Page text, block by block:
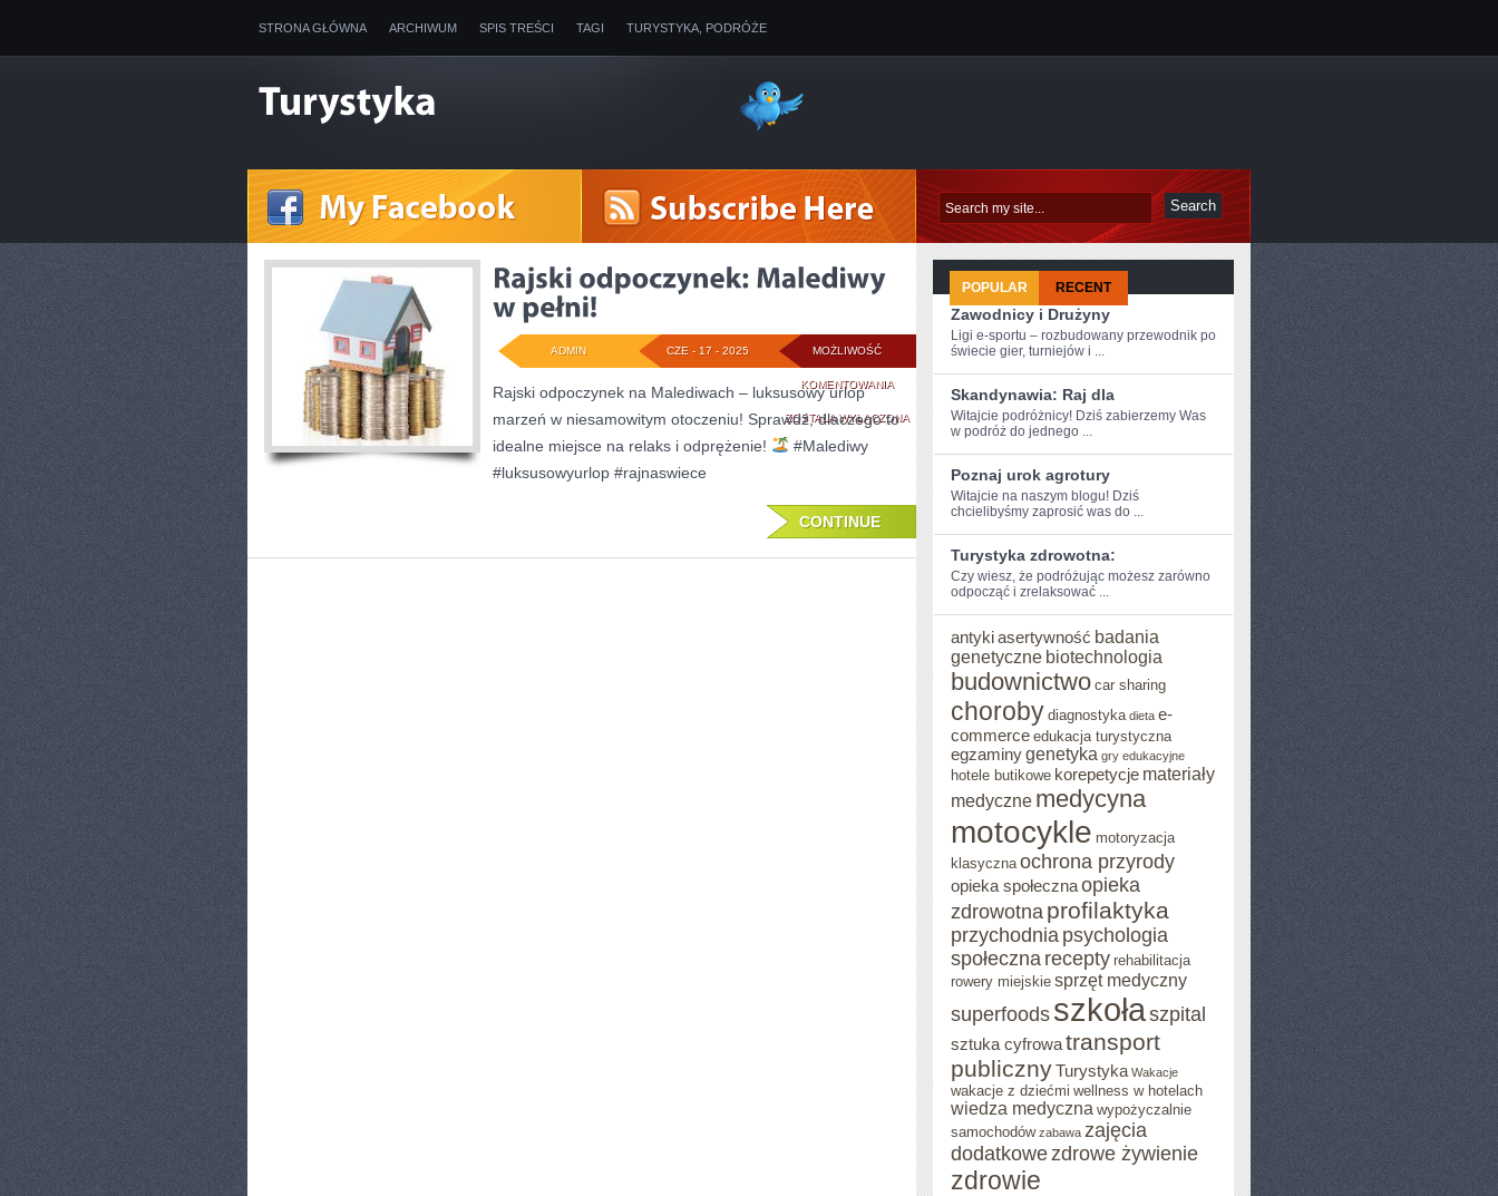
STRONA GŁÓWNA ARCHIWUM SPIS TREŚCI TAGI TURYSTYKA, PODRÓŻE
MOŻLIWOŚĆ
KOMENTOWANIARAJSKI
ODPOCZYNEK:
MALEDIWY
PEŁNI!
ZOSTAŁA WYŁĄCZONA
CZE - 17 - 2025
ADMIN
Rajski odpoczynek na Malediwach – luksusowy urlop
marzeń w niesamowitym otoczeniu! Sprawdź, dlaczego to
idealne miejsce na relaks i odprężenie!
#Malediwy
#luksusowyurlop #rajnaswiece
CONTINUE
POPULAR RECENT
Zawodnicy i Drużyny
Ligi e-sportu – rozbudowany przewodnik po
świecie gier, turniejów i ...
Skandynawia: Raj dla
Witajcie podróżnicy!​ Dziś zabierzemy Was
w podróż do ‍jednego ...
Poznaj urok agrotury
Witajcie na naszym blogu! Dziś
chcielibyśmy zaprosić was do ...
Turystyka zdrowotna:
Czy wiesz, że podróżując ​możesz ⁤zarówno
odpocząć⁤ i‌ zrelaksować ...
antykiasertywność badania
genetyczne biotechnologia
budownictwo car sharing
choroby diagnostyka dieta e-
commerce edukacja turystyczna
egzaminygenetyka gry edukacyjne
hotele butikowe korepetycje materiały
medyczne medycyna
motocykle motoryzacja
klasyczna ochrona przyrody
opieka społecznaopieka
zdrowotna profilaktyka
przychodnia psychologia
społeczna recepty rehabilitacja
rowery miejskie sprzęt medyczny
superfoods szkołaszpital
sztuka cyfrowatransport
publicznyTurystyka Wakacje
wakacje z dziećmi wellness w hotelach
wiedza medyczna wypożyczalnie
samochodów zabawa zajęcia
dodatkowezdrowe żywienie
zdrowie